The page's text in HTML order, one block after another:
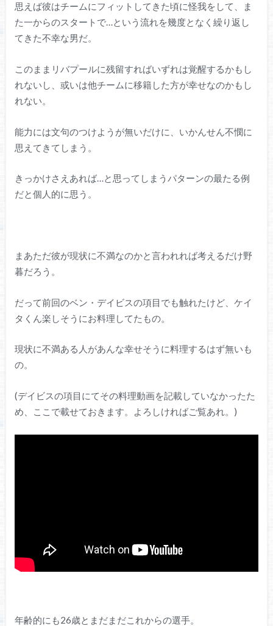
思えば彼はチームにフィットしてきた頃に怪我をして、ま
た一からのスタートで…という流れを幾度となく繰り返し
てきた不幸な男だ。
このままリバプールに残留すればいずれは覚醒するかもし
れないし、或いは他チームに移籍した方が幸せなのかもし
れない。
能力には文句のつけようが無いだけに、いかんせん不憫に
思えてきてしまう。
きっかけさえあれば…と思ってしまうパターンの最たる例
だと個人的に思う。
まあただ彼が現状に不満なのかと言われれば考えるだけ野
暮だろう。
だって前回のベン・デイビスの項目でも触れたけど、ケイ
タくん楽しそうにお料理してたもの。
現状に不満ある人があんな幸せそうに料理するはず無いも
の。
(デイビスの項目にてその料理動画を記載していなかったた
め、ここで載せておきます。よろしければご覧あれ。)
年齢的にも26歳とまだまだこれからの選手。